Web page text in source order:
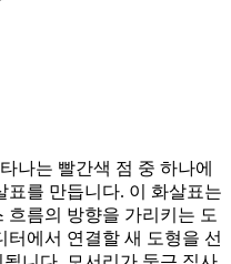
나는 빨간색 점 중 하나에
표를 만듭니다. 이 화살표는
름의 방향을 가리키는 도
에서 연결할 새 도형을 선